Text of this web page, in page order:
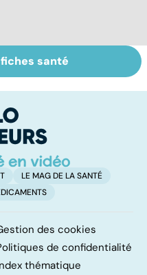
Inflammation des
amygdales : que
d'angine ?
santé
LE MAG DE LA SANTÉ
des cookies
de confidentialité
thématique